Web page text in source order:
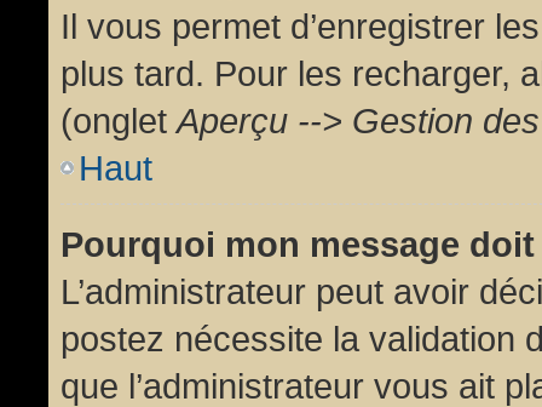
Il vous permet d’enregistrer
plus tard. Pour les recharger,
(ongletAperçu --> Gestion
Haut
Pourquoi mon message
L’administrateur peut avoir
postez nécessite la validation
que l’administrateur vous ait